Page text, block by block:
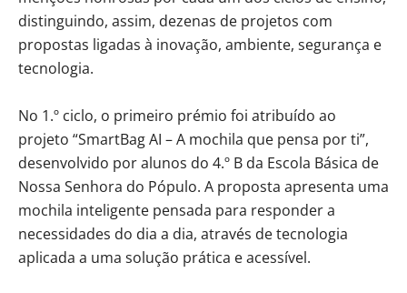
distinguindo, assim, dezenas de projetos com
propostas ligadas à inovação, ambiente, segurança e
tecnologia.
No 1.º ciclo, o primeiro prémio foi atribuído ao
projeto “SmartBag AI – A mochila que pensa por ti”,
desenvolvido por alunos do 4.º B da Escola Básica de
Nossa Senhora do Pópulo. A proposta apresenta uma
mochila inteligente pensada para responder a
necessidades do dia a dia, através de tecnologia
aplicada a uma solução prática e acessível.